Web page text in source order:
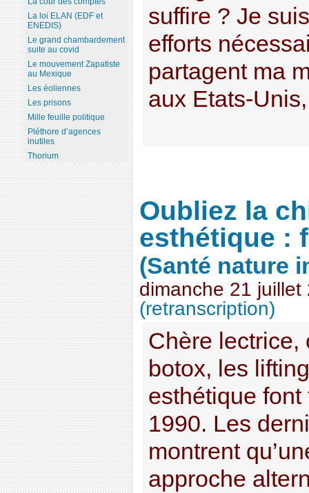
suffire ? Je
efforts
partagent ma
aux Etats-
Oubliez la
esthétique :
(Santé nature
dimanche 21 juillet
(retranscription)
Chère lectrice,
botox, les
esthétique
1990. Les
montrent
approche
La loi ELAN (EDF et
ENEDIS)
Le grand chambardement
suite au covid
Le mouvement Zapatiste
au Mexique
Les éoliennes
Les prisons
Mille feuille politique
Pléthore d’agences
inutiles
Thorium